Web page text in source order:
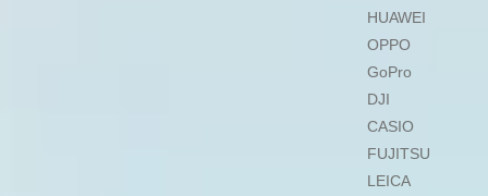
HUAWEI
OPPO
GoPro
DJI
CASIO
FUJITSU
LEICA